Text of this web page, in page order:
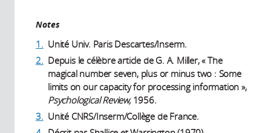
Notes
1. Unité Univ. Paris Descartes/Inserm.
2. Depuis le célèbre article de G. A. Miller, « The
magical number seven, plus or minus two : Some
limits on our capacity for processing information »,
Psychological Review,1956.
3. Unité CNRS/Inserm/Collège de France.